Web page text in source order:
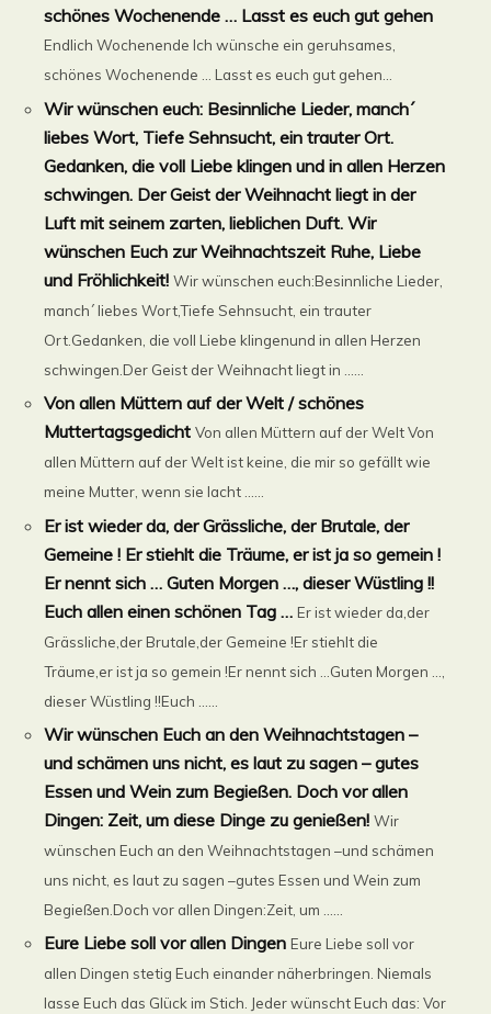
schönes Wochenende … Lasst es euch gut gehen
Endlich Wochenende Ich wünsche ein geruhsames,
schönes Wochenende … Lasst es euch gut gehen...
Wir wünschen euch: Besinnliche Lieder, manch´
liebes Wort, Tiefe Sehnsucht, ein trauter Ort.
Gedanken, die voll Liebe klingen und in allen Herzen
schwingen. Der Geist der Weihnacht liegt in der
Luft mit seinem zarten, lieblichen Duft. Wir
wünschen Euch zur Weihnachtszeit Ruhe, Liebe
und Fröhlichkeit! Wir wünschen euch:Besinnliche Lieder,
manch´ liebes Wort,Tiefe Sehnsucht, ein trauter
Ort.Gedanken, die voll Liebe klingenund in allen Herzen
schwingen.Der Geist der Weihnacht liegt in ......
Von allen Müttern auf der Welt / schönes
Muttertagsgedicht Von allen Müttern auf der Welt Von
allen Müttern auf der Welt ist keine, die mir so gefällt wie
meine Mutter, wenn sie lacht ......
Er ist wieder da, der Grässliche, der Brutale, der
Gemeine ! Er stiehlt die Träume, er ist ja so gemein !
Er nennt sich … Guten Morgen …, dieser Wüstling !!
Euch allen einen schönen Tag … Er ist wieder da,der
Grässliche,der Brutale,der Gemeine !Er stiehlt die
Träume,er ist ja so gemein !Er nennt sich …Guten Morgen …,
dieser Wüstling !!Euch ......
Wir wünschen Euch an den Weihnachtstagen –
und schämen uns nicht, es laut zu sagen – gutes
Essen und Wein zum Begießen. Doch vor allen
Dingen: Zeit, um diese Dinge zu genießen! Wir
wünschen Euch an den Weihnachtstagen –und schämen
uns nicht, es laut zu sagen –gutes Essen und Wein zum
Begießen.Doch vor allen Dingen:Zeit, um ......
Eure Liebe soll vor allen Dingen Eure Liebe soll vor
allen Dingen stetig Euch einander näherbringen. Niemals
lasse Euch das Glück im Stich. Jeder wünscht Euch das: Vor